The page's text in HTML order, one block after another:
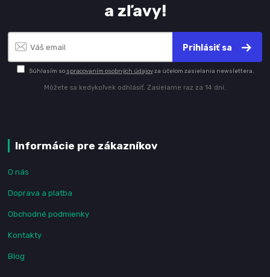
a zľavy!
Prihlásiť sa
Súhlasím so spracovaním osobných údajovza účelom zasielania newslettera.
Môžete sa kedykoľvek odhlásiť. Zasielame raz za 14 dní.
Informácie pre zákazníkov
O nás
Doprava a platba
Obchodné podmienky
Kontakty
Blog